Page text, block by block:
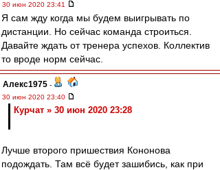
30 июн 2020 23:41
Я сам жду когда мы будем выигрывать по
дистанции. Но сейчас команда строиться.
Давайте ждать от тренера успехов. Коллектив
то вроде норм сейчас.
Алекс1975 -
30 июн 2020 23:40
Курчат » 30 июн 2020 23:28
Лучше второго пришествия Кононова
подождать. Там всё будет зашибись, как при